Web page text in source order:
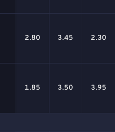
2.80 3.45 2.30
1.85 3.50 3.95